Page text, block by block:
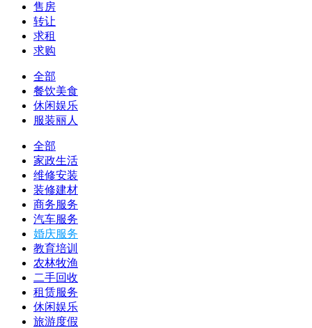
售房
转让
求租
求购
全部
餐饮美食
休闲娱乐
服装丽人
全部
家政生活
维修安装
装修建材
商务服务
汽车服务
婚庆服务
教育培训
农林牧渔
二手回收
租赁服务
休闲娱乐
旅游度假